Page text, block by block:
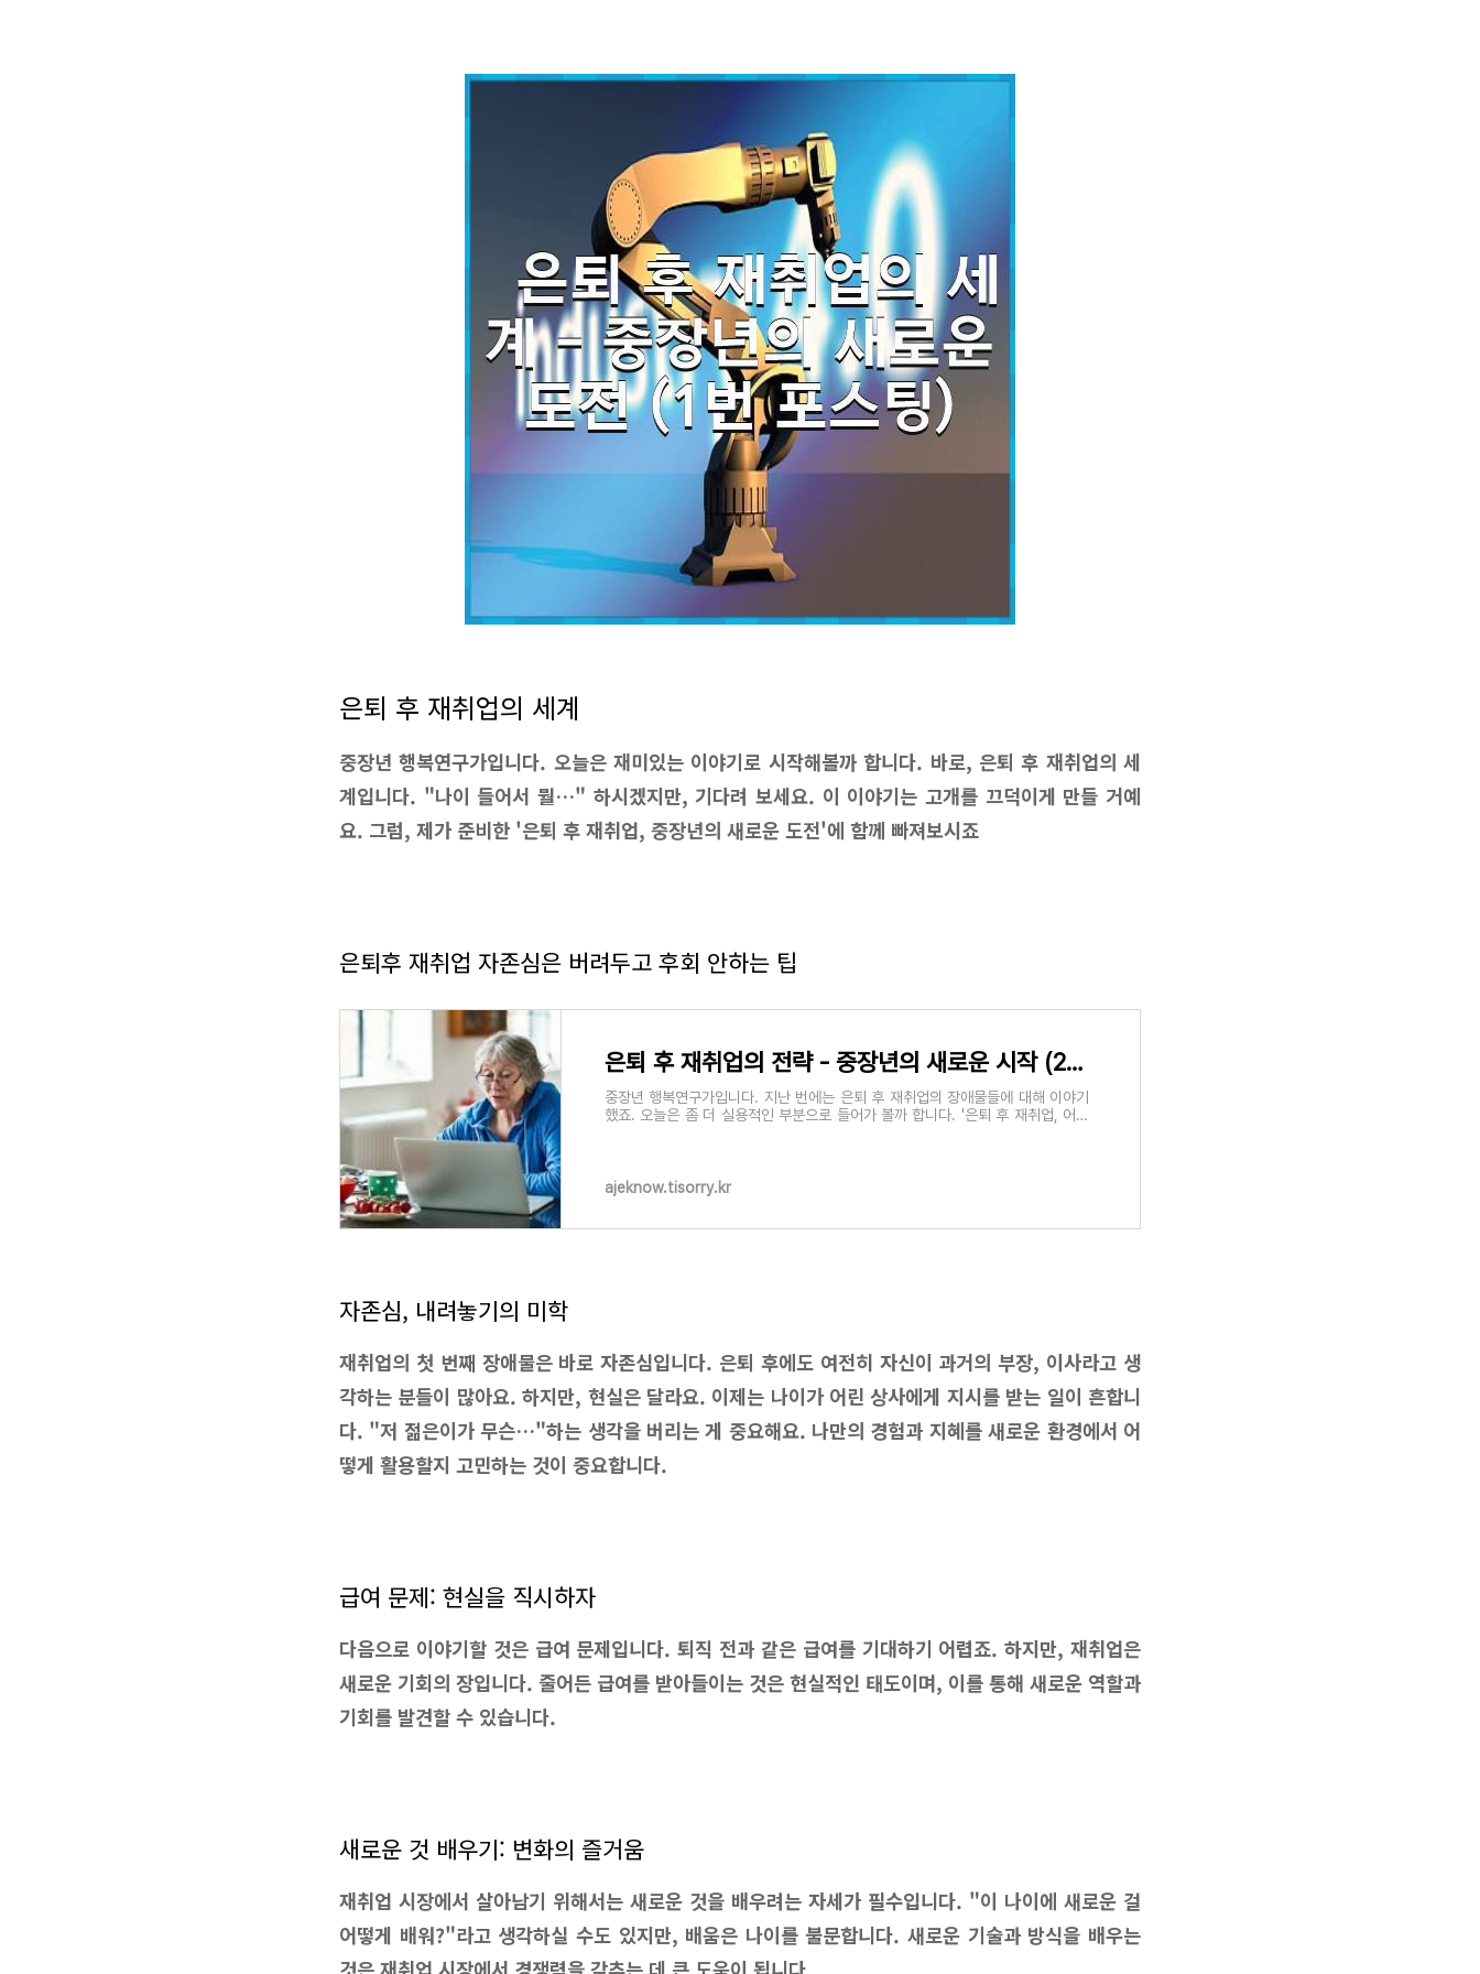
은퇴 후 재취업의 세계
중장년 행복연구가입니다. 오늘은 재미있는 이야기로 시작해볼까 합니다. 바로, 은퇴 후 재취업의 세
계입니다. "나이 들어서 뭘…" 하시겠지만, 기다려 보세요. 이 이야기는 고개를 끄덕이게 만들 거예
요. 그럼, 제가 준비한 '은퇴 후 재취업, 중장년의 새로운 도전'에 함께 빠져보시죠
은퇴후 재취업 자존심은 버려두고 후회 안하는 팁
은퇴 후 재취업의 전략 - 중장년의 새로운 시작 (2번 포스팅)
중장년 행복연구가입니다. 지난 번에는 은퇴 후 재취업의 장애물들에 대해 이야기
했죠. 오늘은 좀 더 실용적인 부분으로 들어가 볼까 합니다. '은퇴 후 재취업, 어떻
ajeknow.tisorry.kr
자존심, 내려놓기의 미학
재취업의 첫 번째 장애물은 바로 자존심입니다. 은퇴 후에도 여전히 자신이 과거의 부장, 이사라고 생
각하는 분들이 많아요. 하지만, 현실은 달라요. 이제는 나이가 어린 상사에게 지시를 받는 일이 흔합니
다. "저 젊은이가 무슨…"하는 생각을 버리는 게 중요해요. 나만의 경험과 지혜를 새로운 환경에서 어
떻게 활용할지 고민하는 것이 중요합니다.
급여 문제: 현실을 직시하자
다음으로 이야기할 것은 급여 문제입니다. 퇴직 전과 같은 급여를 기대하기 어렵죠. 하지만, 재취업은
새로운 기회의 장입니다. 줄어든 급여를 받아들이는 것은 현실적인 태도이며, 이를 통해 새로운 역할과
기회를 발견할 수 있습니다.
새로운 것 배우기: 변화의 즐거움
재취업 시장에서 살아남기 위해서는 새로운 것을 배우려는 자세가 필수입니다. "이 나이에 새로운 걸
어떻게 배워?"라고 생각하실 수도 있지만, 배움은 나이를 불문합니다. 새로운 기술과 방식을 배우는